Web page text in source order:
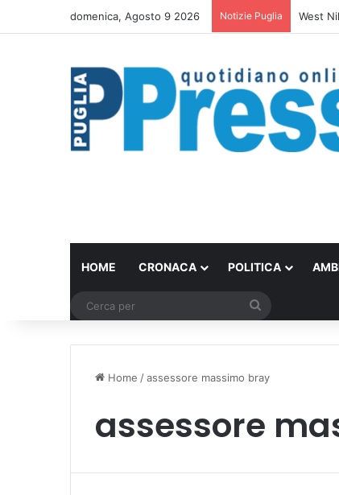
domenica, Agosto 9 2026 Notizie Puglia West
HOME CRONACA POLITICA
Home /assessore massimo bray
assessore